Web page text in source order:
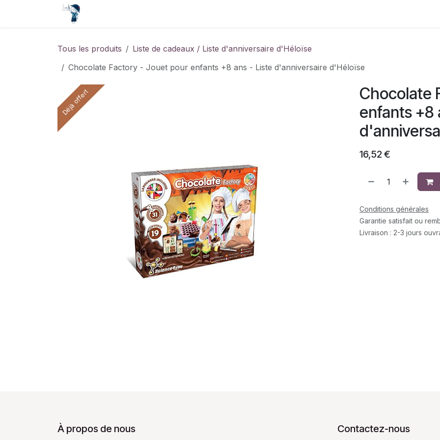
Se rendre au contenu
Tous les produits
Liste de cadeaux / Liste d'anniversaire d'Héloïse
Chocolate Factory - Jouet pour enfants +8 ans - Liste d'anniversaire d'Héloïse
Déjà offert
Chocolate
enfants +8
16,52€
Conditions générales
Garantie satisfait ou
Livraison : 2-3 jours
À propos de nous Contactez-nous